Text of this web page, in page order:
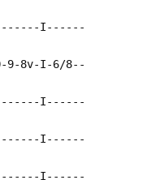
I------
8v-I-6/8--
I------
I------
I------